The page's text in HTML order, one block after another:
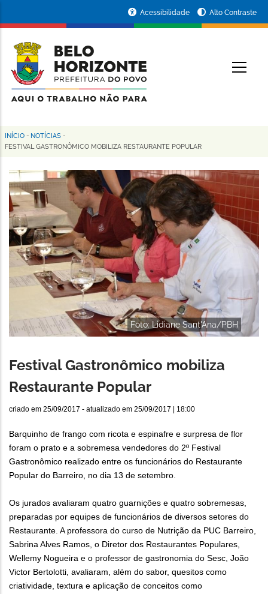
conteúdo
principal
da
Prefeitura
de
Horizonte
Acessibilidade Alto Contraste
Trilha
navegação
INÍCIO - NOTÍCIAS -
FESTIVAL GASTRONÔMICO MOBILIZA RESTAURANTE POPULAR
Foto: Lidiane Sant'Ana/PBH
Festival Gastronômico mobiliza
Restaurante Popular
criado em 25/09/2017 - atualizado em 25/09/2017 | 18:00
Barquinho de frango com ricota e espinafre e surpresa de flor
foram o prato e a sobremesa vendedores do 2º Festival
Gastronômico realizado entre os funcionários do Restaurante
Popular do Barreiro, no dia 13 de setembro.
Os jurados avaliaram quatro guarnições e quatro sobremesas,
preparadas por equipes de funcionários de diversos setores do
Restaurante. A professora do curso de Nutrição da PUC Barreiro,
Sabrina Alves Ramos, o Diretor dos Restaurantes Populares,
Wellemy Nogueira e o professor de gastronomia do Sesc, João
Victor Bertolotti, avaliaram, além do sabor, quesitos como
criatividade, textura e aplicação de conceitos como